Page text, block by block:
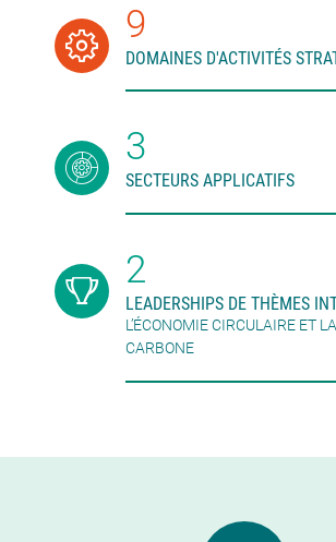
9
DOMAINES D'ACTIVITÉS
3
SECTEURS APPLICATIFS
2
LEADERSHIPS DE THÈMES
L’ÉCONOMIE CIRCULAIRE ET
CARBONE